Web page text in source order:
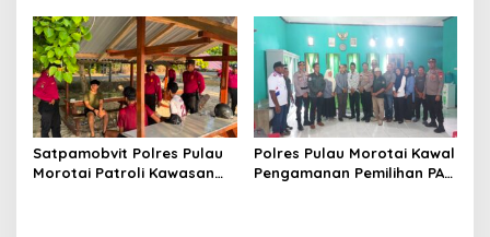
Pengecekan Personel Saat
Apel Serah Terima Piket
Fungsi
Selama Bulan
Kemerdekaan
Satpamobvit Polres Pulau
Morotai Patroli Kawasan
Polres Pulau Morotai Kawal
Pengamanan Pemilihan PAW